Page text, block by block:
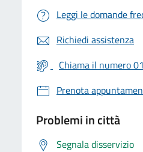
Leggi le domande
Richiedi assistenza
Chiama il numero
Prenota
Problemi in città
Segnala disservizio